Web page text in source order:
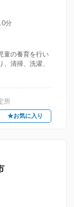
分
童の養育を行い
清掃、洗濯、
所
★お気に入り